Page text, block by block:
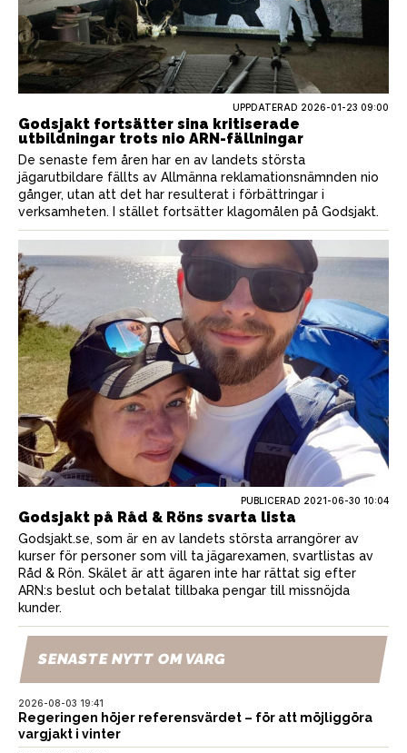
UPPDATERAD 2026-01-23 09:00
Godsjakt fortsätter sina kritiserade
utbildningar trots nio ARN-fällningar
De senaste fem åren har en av landets största
jägarutbildare fällts av Allmänna reklamationsnämnden nio
gånger, utan att det har resulterat i förbättringar i
verksamheten. I stället fortsätter klagomålen på Godsjakt.
PUBLICERAD 2021-06-30 10:04
Godsjakt på Råd & Röns svarta lista
Godsjakt.se, som är en av landets största arrangörer av
kurser för personer som vill ta jägarexamen, svartlistas av
Råd & Rön. Skälet är att ägaren inte har rättat sig efter
ARN:s beslut och betalat tillbaka pengar till missnöjda
kunder.
SENASTE NYTT OM VARG
2026-08-03 19:41
Regeringen höjer referensvärdet – för att möjliggöra
vargjakt i vinter